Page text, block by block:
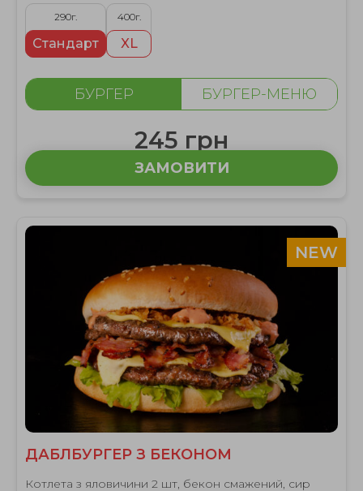
290г.
Стандарт
400г.
XL
БУРГЕР БУРГЕР-МЕНЮ
245 грн
ЗАМОВИТИ
NEW
ДАБЛБУРГЕР З БЕКОНОМ
Котлета з яловичини 2 шт, бекон смажений, сир